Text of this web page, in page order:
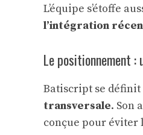
L’équipe s’étoffe
l’intégration
Le positionnement
Batiscript se définit
transversale. Son
conçue pour